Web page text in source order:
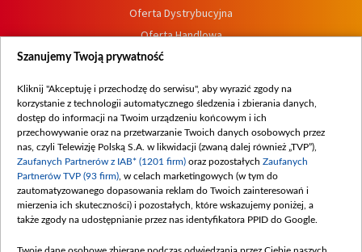
Oferta Dystrybucyjna
Oferta Handlowa
Dostępność
Procedura zgłoszeń wewnętrznych
Szanujemy Twoją prywatność
Kliknij "Akceptuję i przechodzę do serwisu", aby wyrazić zgody na
korzystanie z technologii automatycznego śledzenia i zbierania danych,
dostęp do informacji na Twoim urządzeniu końcowym i ich
przechowywanie oraz na przetwarzanie Twoich danych osobowych przez
nas, czyli Telewizję Polską S.A. w likwidacji (zwaną dalej również „TVP”),
Zaufanych Partnerów z IAB* (1201 firm) oraz pozostałych Zaufanych
Partnerów TVP (93 firm) , w celach marketingowych (w tym do
zautomatyzowanego dopasowania reklam do Twoich zainteresowań i
mierzenia ich skuteczności) i pozostałych, które wskazujemy poniżej, a
także zgody na udostępnianie przez nas identyfikatora PPID do Google.